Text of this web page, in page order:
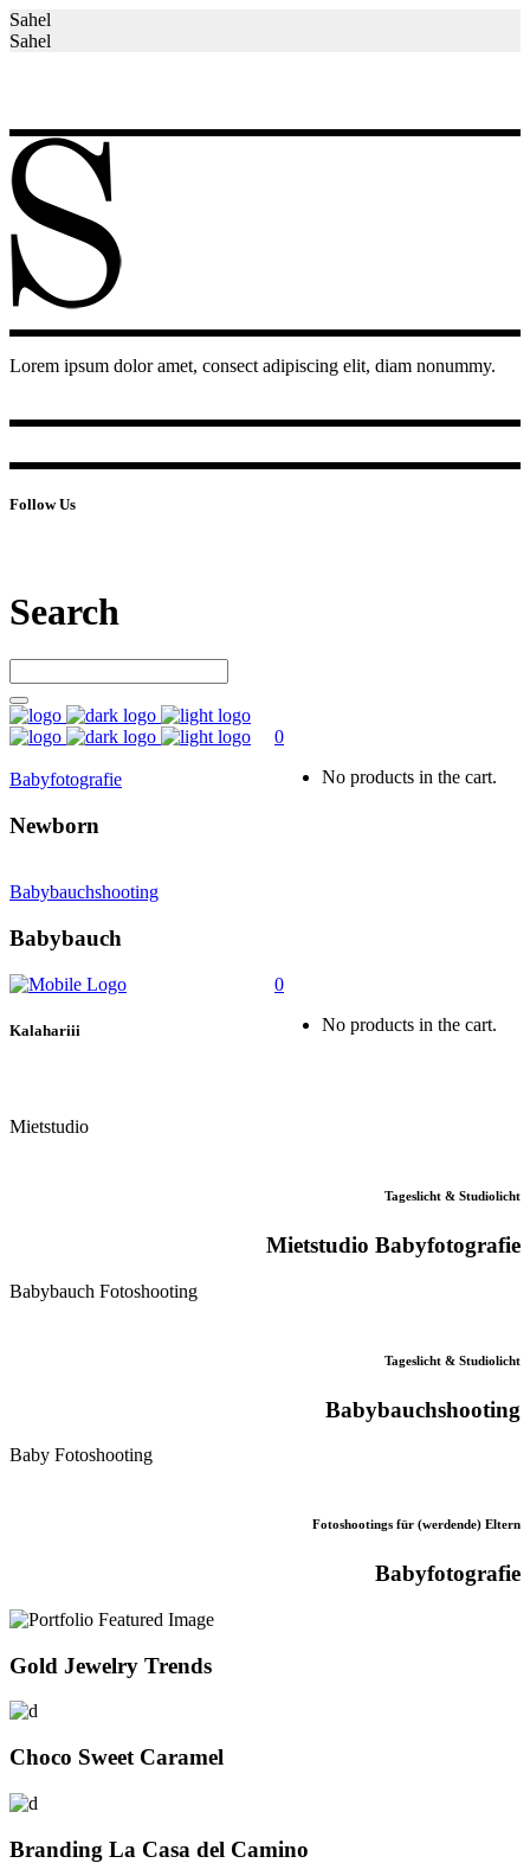
Sahel
Sahel
Lorem ipsum dolor amet, consect adipiscing elit, diam nonummy.
Follow Us
Search
0
No products in the cart.
Babyfotografie
Newborn
Babybauchshooting
Babybauch
0
No products in the cart.
Kalahariii
Mietstudio
Tageslicht & Studiolicht
Mietstudio Babyfotografie
Babybauch Fotoshooting
Tageslicht & Studiolicht
Babybauchshooting
Baby Fotoshooting
Fotoshootings für (werdende) Eltern
Babyfotografie
Gold Jewelry Trends
Choco Sweet Caramel
Branding La Casa del Camino